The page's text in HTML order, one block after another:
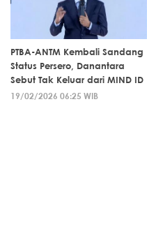
PTBA-ANTM Kembali Sandang
Status Persero, Danantara
Sebut Tak Keluar dari MIND ID
19/02/2026 06:25 WIB